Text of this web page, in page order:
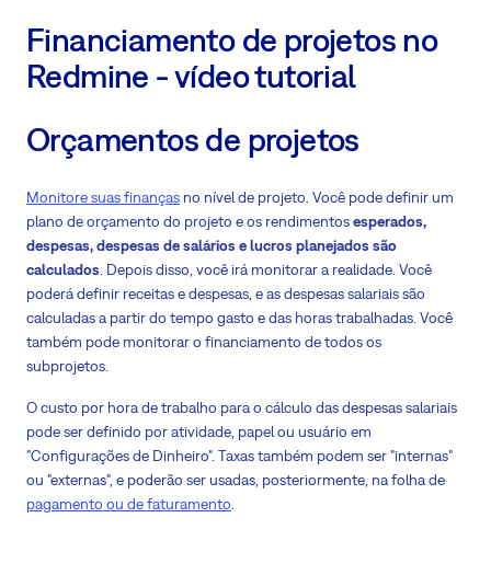
Financiamento de projetos no
Redmine - vídeo tutorial
Orçamentos de projetos
Monitore suas finanças no nível de projeto. Você pode definir um
plano de orçamento do projeto e os rendimentosesperados,
despesas, despesas de salários e lucros planejados são
calculados . Depois disso, você irá monitorar a realidade. Você
poderá definir receitas e despesas, e as despesas salariais são
calculadas a partir do tempo gasto e das horas trabalhadas. Você
também pode monitorar o financiamento de todos os
subprojetos.
O custo por hora de trabalho para o cálculo das despesas salariais
pode ser definido por atividade, papel ou usuário em
"Configurações de Dinheiro". Taxas também podem ser "internas"
ou "externas", e poderão ser usadas, posteriormente, na folha de
pagamento ou de faturamento